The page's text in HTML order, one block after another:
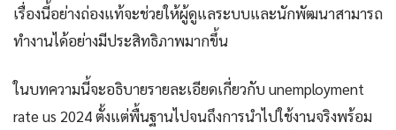
เรื่องนี้อย่างถ่องแท้จะช่วยให้ผู้ดูแลระบบและนักพัฒนาสามารถ
ทำงานได้อย่างมีประสิทธิภาพมากขึ้น
ในบทความนี้จะอธิบายรายละเอียดเกี่ยวกับ unemployment
rate us 2024 ตั้งแต่พื้นฐานไปจนถึงการนำไปใช้งานจริงพร้อม